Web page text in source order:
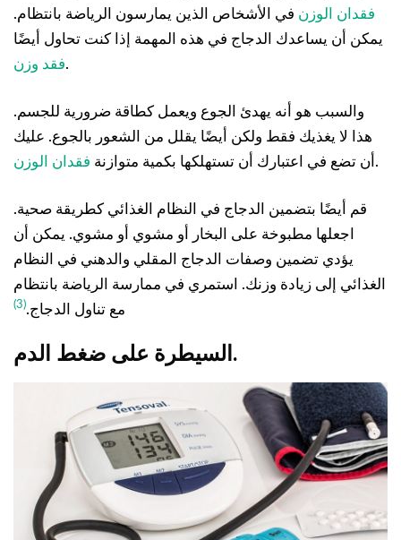
فقدان الوزن في الأشخاص الذين يمارسون الرياضة بانتظام.
يمكن أن يساعدك الدجاج في هذه المهمة إذا كنت تحاول أيضًا
فقد وزن.
والسبب هو أنه يهدئ الجوع ويعمل كطاقة ضرورية للجسم.
هذا لا يغذيك فقط ولكن أيضًا يقلل من الشعور بالجوع. عليك
أن تضع في اعتبارك أن تستهلكها بكمية متوازنة فقدان الوزن .
قم أيضًا بتضمين الدجاج في النظام الغذائي كطريقة صحية.
اجعلها مطبوخة على البخار أو مشوي أو مشوي. يمكن أن
يؤدي تضمين وصفات الدجاج المقلي والدهني في النظام
الغذائي إلى زيادة وزنك. استمري في ممارسة الرياضة بانتظام
مع تناول الدجاج.(3)
السيطرة على ضغط الدم.